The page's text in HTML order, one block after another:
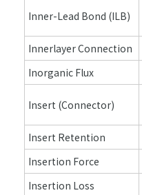
Inner-Lead Bond (ILB)
Innerlayer Connection
Inorganic Flux
Insert (Connector)
Insert Retention
Insertion Force
Insertion Loss